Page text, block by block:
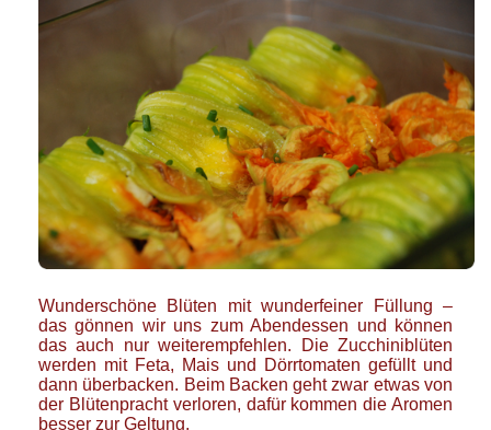
Wunderschöne Blüten mit wunderfeiner Füllung –
das gönnen wir uns zum Abendessen und können
das auch nur weiterempfehlen. Die Zucchiniblüten
werden mit Feta, Mais und Dörrtomaten gefüllt und
dann überbacken. Beim Backen geht zwar etwas von
der Blütenpracht verloren, dafür kommen die Aromen
besser zur Geltung.